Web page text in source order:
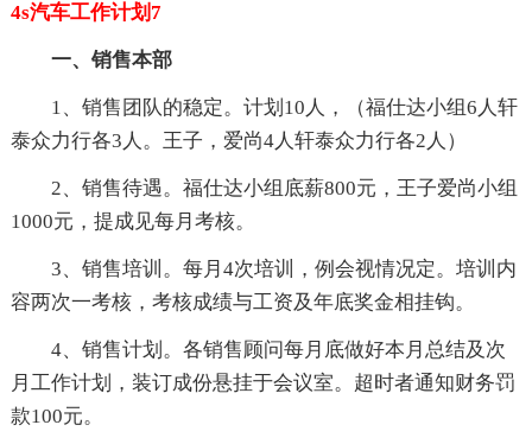
4s汽车工作计划7
一、销售本部
1、销售团队的稳定。计划10人，（福仕达小组6人轩
泰众力行各3人。王子，爱尚4人轩泰众力行各2人）
2、销售待遇。福仕达小组底薪800元，王子爱尚小组
1000元，提成见每月考核。
3、销售培训。每月4次培训，例会视情况定。培训内
容两次一考核，考核成绩与工资及年底奖金相挂钩。
4、销售计划。各销售顾问每月底做好本月总结及次
月工作计划，装订成份悬挂于会议室。超时者通知财务罚
款100元。